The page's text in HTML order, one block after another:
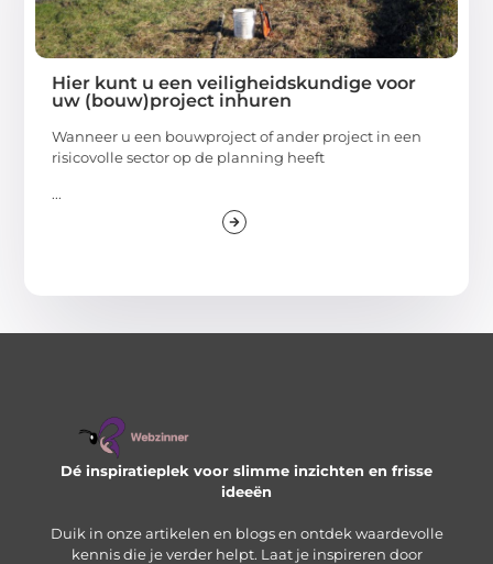
Hier kunt u een veiligheidskundige voor
uw (bouw)project inhuren
Wanneer u een bouwproject of ander project in een
risicovolle sector op de planning heeft
...
Dé inspiratieplek voor slimme inzichten en frisse
ideeën
Duik in onze artikelen en blogs en ontdek waardevolle
kennis die je verder helpt. Laat je inspireren door